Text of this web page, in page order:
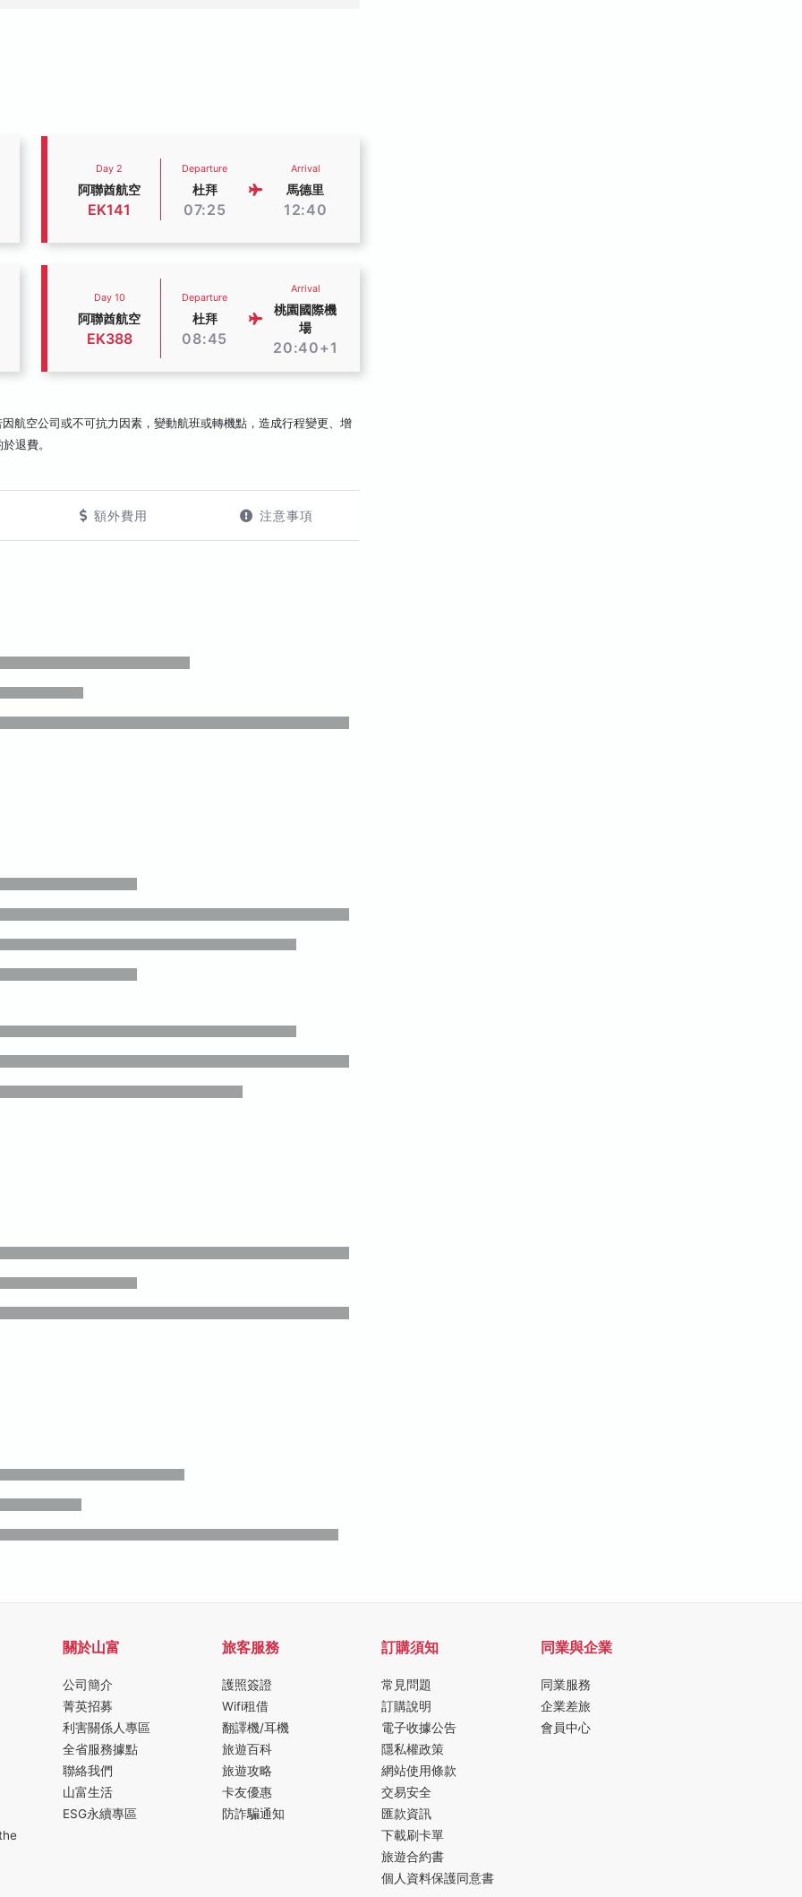
Day 2
阿聯酋航空
EK141
Departure
杜拜
07:25
Arrival
馬德里
12:40
Day 10
阿聯酋航空
EK388
Departure
杜拜
08:45
Arrival
桃園國際機
場
20:40+1
航空公司或不可抗力因素，變動航班或轉機點，造成行程變更、增
退費。
額外費用 注意事項
關於山富
公司簡介
菁英招募
利害關係人專區
全省服務據點
聯絡我們
山富生活
ESG永續專區
旅客服務
護照簽證
Wifi租借
翻譯機/耳機
旅遊百科
旅遊攻略
卡友優惠
防詐騙通知
訂購須知
常見問題
訂購說明
電子收據公告
隱私權政策
網站使用條款
交易安全
匯款資訊
下載刷卡單
旅遊合約書
個人資料保護同意書
同業與企業
同業服務
企業差旅
會員中心